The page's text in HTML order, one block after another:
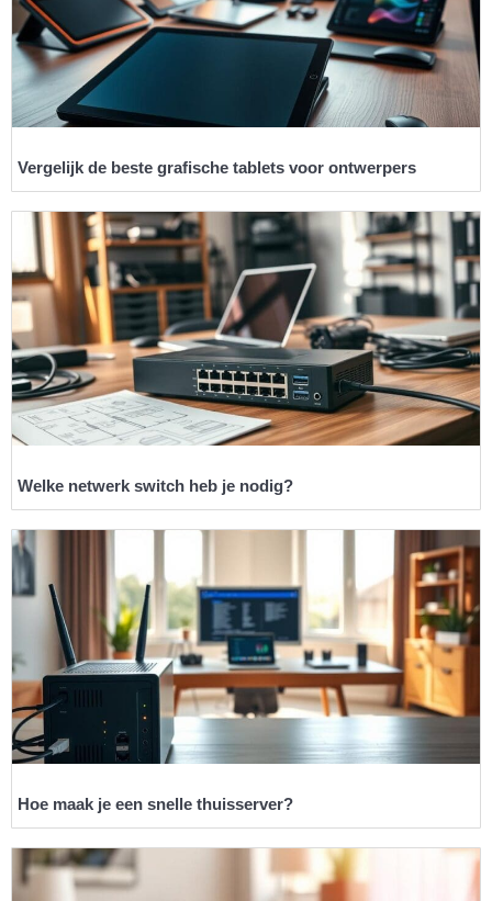
Vergelijk de beste grafische tablets voor ontwerpers
Welke netwerk switch heb je nodig?
Hoe maak je een snelle thuisserver?